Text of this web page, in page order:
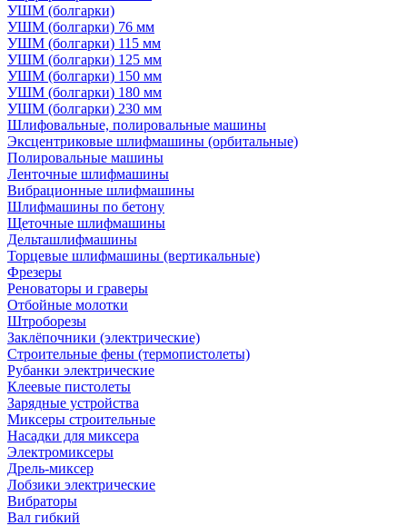
УШМ (болгарки)
УШМ (болгарки) 76 мм
УШМ (болгарки) 115 мм
УШМ (болгарки) 125 мм
УШМ (болгарки) 150 мм
УШМ (болгарки) 180 мм
УШМ (болгарки) 230 мм
Шлифовальные, полировальные машины
Эксцентриковые шлифмашины (орбитальные)
Полировальные машины
Ленточные шлифмашины
Вибрационные шлифмашины
Шлифмашины по бетону
Щеточные шлифмашины
Дельташлифмашины
Торцевые шлифмашины (вертикальные)
Фрезеры
Реноваторы и граверы
Отбойные молотки
Штроборезы
Заклёпочники (электрические)
Строительные фены (термопистолеты)
Рубанки электрические
Клеевые пистолеты
Зарядные устройства
Миксеры строительные
Насадки для миксера
Электромиксеры
Дрель-миксер
Лобзики электрические
Вибраторы
Вал гибкий